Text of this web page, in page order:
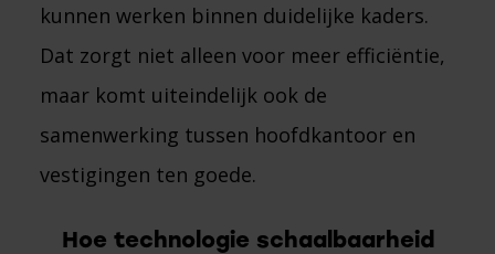
kunnen werken binnen duidelijke kaders.
Dat zorgt niet alleen voor meer efficiëntie,
maar komt uiteindelijk ook de
samenwerking tussen hoofdkantoor en
vestigingen ten goede.
Hoe technologie schaalbaarheid